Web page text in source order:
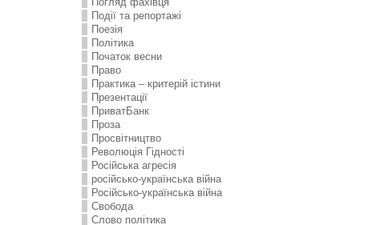
Події та репортажі
Поезія
Політика
Початок весни
Право
Практика – критерій істини
Презентації
ПриватБанк
Проза
Просвітництво
Революція Гідності
Російська агресія
російсько-українська війна
Російсько-українська війна
Свобода
Слово політика